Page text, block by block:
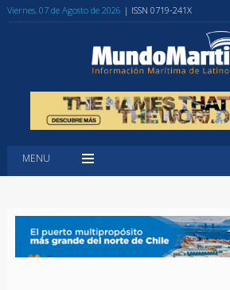
Viernes, 07 de Agosto de 2026 | ISSN 0719-241X
MENU